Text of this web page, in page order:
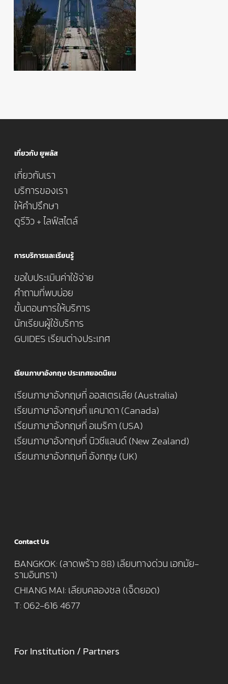
เกี่ยวกับ ยูพลัส
เกี่ยวกับเรา
บริการของเรา
ให้คำปรึกษา
ดูรีวิว + ไลฟ์สไตล์
การบริการและเรียนรู้
ขอใบประเมินค่าใช้จ่าย
คำถามที่พบบ่อย
ขั้นตอนการให้บริการ
นักเรียนผู้ใช้บริการ
GUIDES เรียนต่างประเทศ
เรียนภาษาอังกฤษ ประเทศยอดนิยม
เรียนภาษาอังกฤษที่ ออสเตรเลีย (Australia)
เรียนภาษาอังกฤษที่ แคนาดา (Canada)
เรียนภาษาอังกฤษที่ อเมริกา (USA)
เรียนภาษาอังกฤษที่ นิวซีแลนด์ (New Zealand)
เรียนภาษาอังกฤษที่ อังกฤษ (UK)
Contact Us
BANGKOK: (ลาดพร้าว 88) เลียบทางด่วน เอกมัย-
รามอินทรา)
CHIANG MAI: เลียบคลองชล (เจ็ดยอด)
T: 062-616 4677
For Institution / Partners